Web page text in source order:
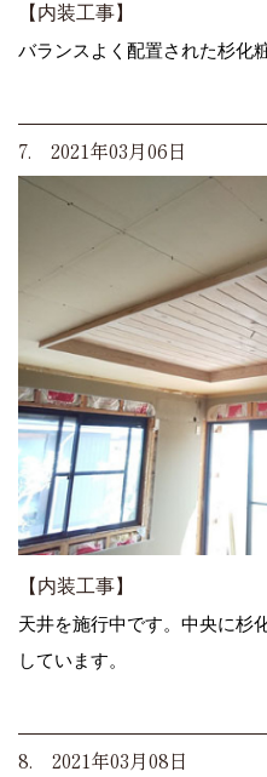
【内装工事】
バランスよく配置された杉化
7. 2021年03月06日
【内装工事】
天井を施行中です。中央に杉
しています。
8. 2021年03月08日